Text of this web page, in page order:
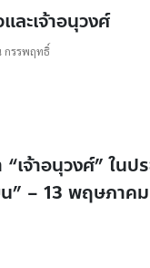
ละเจ้าอนุวงศ์
กรรพฤทธิ์
เจ้าอนุวงศ์” ในป
น” – 13 พฤษภาค